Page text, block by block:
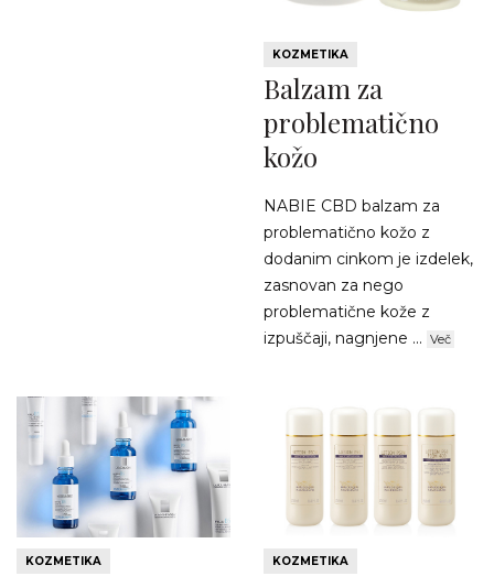
KOZMETIKA
Balzam za
problematično
kožo
NABIE CBD balzam za
problematično kožo z
dodanim cinkom je izdelek,
zasnovan za nego
problematične kože z
izpuščaji, nagnjene ... Več
KOZMETIKA KOZMETIKA